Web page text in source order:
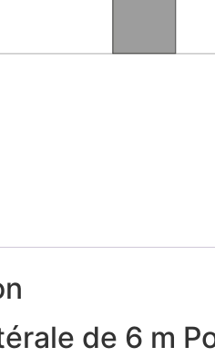
de 6 m